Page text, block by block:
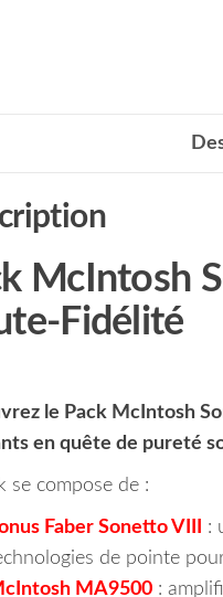
McIntosh
Fidélité
le Pack McIntosh
en quête de pureté
se compose de :
Faber Sonetto VIII :
de pointe
MA9500: